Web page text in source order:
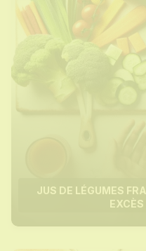
JUS DE LÉGUMES
EXCÈS